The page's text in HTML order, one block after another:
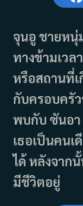
จุนอู ชายหนุ่
ทางข้ามเวล
หรือสถานที่เ
กับครอบครัว
พบกับ ซันอา
เธอเป็นคนเ
ได้ หลังจาก
มีชีวิตอยู่